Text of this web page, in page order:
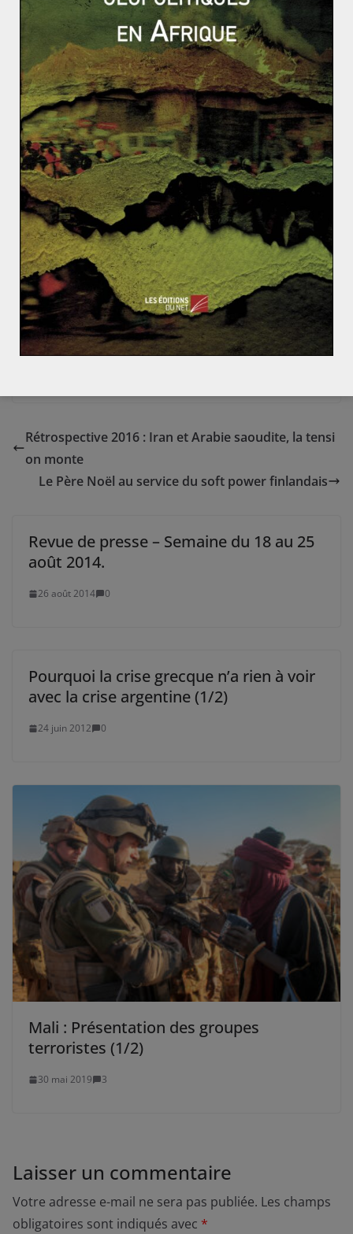
(74). Berlin est ainsi parvenu en quelques années à
placer ses hommes de confiance aux postes
stratégique. Suite aux élections européennes de 2014,
ils ont obtenu, outre la présidence : 2 vice-présidences,
5 présidences de commission (dont affaires étrangères,
commerce international, contrôle budgétaire,
transport, emploi et affaires sociales) contre 2 pour la
France et 32 coordinateurs, chargés de répartir les
tâches législatives au sein des commissions pour
seulement 8 Français. Nul doute que la présidence de
Martin Schulz aura fortement permis de renforcer
l’influence allemande à Bruxelles et son retour en
politique est un atout de plus pour l’Allemagne.
D’abord pressenti pour occuper le poste des affaires
étrangères, Martin Schulz mènera la liste du parti
social-démocrate allemand SPD en Rhénanie du Nord-
Westphalie aux élections législatives de 2017 et cache à
peine ses ambitions de chancellerie…contre Merkel?
Rétrospective 2016 : Iran et Arabie saoudite, la tensi
on monte
Le Père Noël au service du soft power finlandais
Revue de presse – Semaine du 18 au 25
août 2014.
26 août 2014 0
Pourquoi la crise grecque n’a rien à voir
avec la crise argentine (1/2)
24 juin 2012 0
Mali : Présentation des groupes
terroristes (1/2)
30 mai 2019 3
Laisser un commentaire
Votre adresse e-mail ne sera pas publiée. Les champs
obligatoires sont indiqués avec *